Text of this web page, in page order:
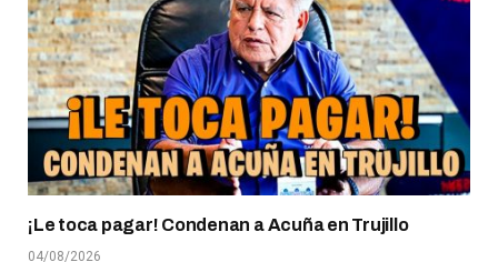
¡Le toca pagar! Condenan a Acuña en Trujillo
04/08/2026